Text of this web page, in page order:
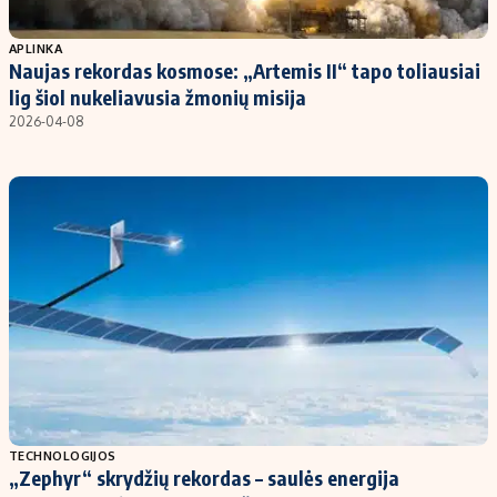
Populiarios temos
Investavimas
Akcijų rinka
Infliacija
Titulinis
Nedarbo išmokos skaičiuoklė
Redakcija
Redakcijos politika
Privatumo politika
Turinio žymėjimo taisyklės
APLINKA
Naujas rekordas kosmose: „Artemis II“ tapo toliausiai
lig šiol nukeliavusia žmonių misija
2026-04-08
TECHNOLOGIJOS
„Zephyr“ skrydžių rekordas – saulės energija